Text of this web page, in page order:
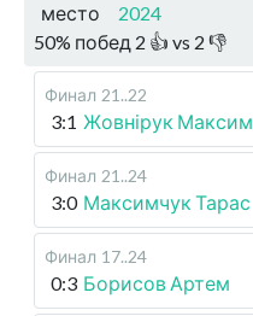
место
2024
50% побед 2 👍 vs 2 👎
Финал 21..22
3:1 Жовнірук Максим
Финал 21..24
3:0 Максимчук Тарас
Финал 17..24
0:3 Борисов Артем